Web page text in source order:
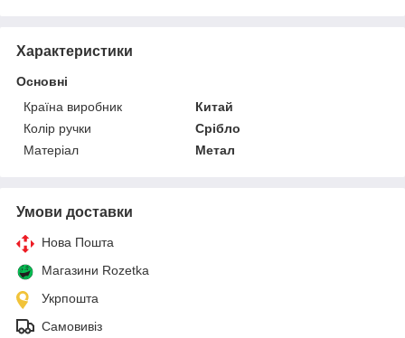
Характеристики
Основні
Країна виробник
Китай
Колір ручки
Срібло
Матеріал
Метал
Умови доставки
Нова Пошта
Магазини Rozetka
Укрпошта
Самовивіз